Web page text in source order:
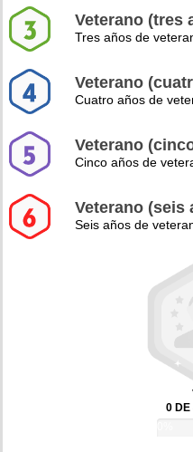
Veterano (tres
Tres años de
Veterano
Cuatro años de
Veterano
Cinco años de
Veterano (seis
Seis años de
0 DE